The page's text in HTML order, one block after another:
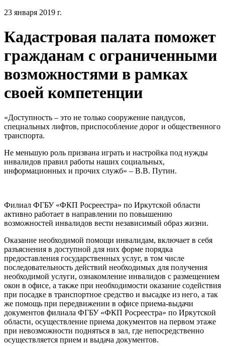
23 января 2019 г.
Кадастровая палата поможет
гражданам с ограниченными
возможностями в рамках
своей компетенции
«Доступность – это не только сооружение пандусов,
специальных лифтов, приспособление дорог и общественного
транспорта.
Не меньшую роль призвана играть и настройка под нужды
инвалидов правил работы наших социальных,
информационных и прочих служб» – В.В. Путин.
Филиал ФГБУ «ФКП Росреестра» по Иркутской области
активно работает в направлении по повышению
возможностей инвалидов вести независимый образ жизни.
Оказание необходимой помощи инвалидам, включает в себя
разъяснения в доступной для них форме порядка
предоставления государственных услуг, в том числе
последовательность действий необходимых для получения
необходимой услуги, ознакомление инвалидов с размещением
окон в офисе, а также при необходимости оказание содействия
при посадке в транспортное средство и высадке из него, а так
же помощь при передвижении в офисе приема-выдачи
документов филиала ФГБУ «ФКП Росреестра» по Иркутской
области, осуществление приема документов на первом этаже
при невозможности подняться в зал, где непосредственно
осуществляется прием и выдача документов.